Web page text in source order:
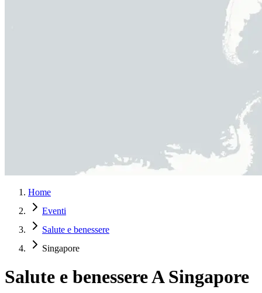
Home
Eventi
Salute e benessere
Singapore
Salute e benessere A Singapore